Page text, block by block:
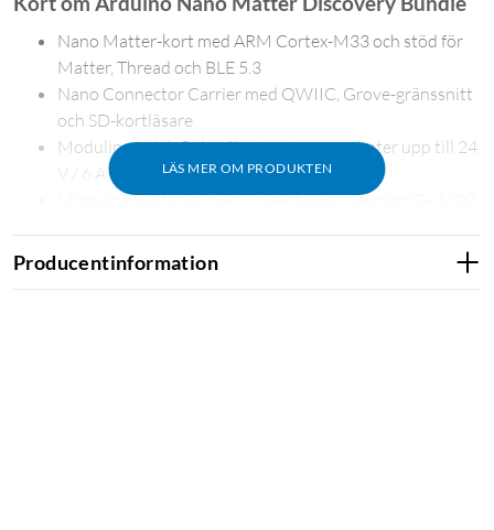
LÄS MER OM PRODUKTEN
Nano Matter-kort med ARM Cortex-M33 och stöd för
Matter, Thread och BLE 5.3
Nano Connector Carrier med QWIIC, Grove-gränssnitt
och SD-kortläsare
Modulino Latch Relay för styrning av enheter upp till 24
V / 6 A
Modulino Distance med Time-of-Flight-sensor (0–1200
Modulino Thermo för temperatur och luftfuktighet
Sjukapitelskurs – från grunderna till certifierbar Matter-
Producentinformation